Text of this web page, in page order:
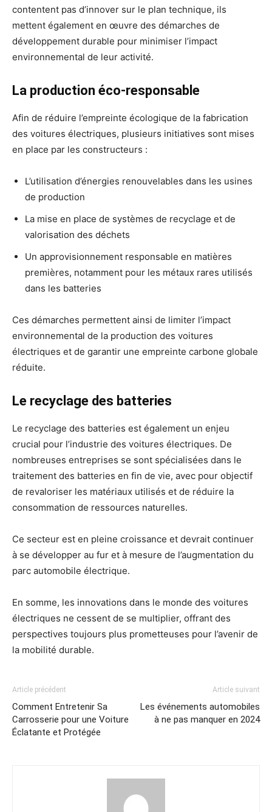
contentent pas d’innover sur le plan technique, ils
mettent également en œuvre des démarches de
développement durable pour minimiser l’impact
environnemental de leur activité.
La production éco-responsable
Afin de réduire l’empreinte écologique de la fabrication
des voitures électriques, plusieurs initiatives sont mises
en place par les constructeurs :
L’utilisation d’énergies renouvelables dans les usines
de production
La mise en place de systèmes de recyclage et de
valorisation des déchets
Un approvisionnement responsable en matières
premières, notamment pour les métaux rares utilisés
dans les batteries
Ces démarches permettent ainsi de limiter l’impact
environnemental de la production des voitures
électriques et de garantir une empreinte carbone globale
réduite.
Le recyclage des batteries
Le recyclage des batteries est également un enjeu
crucial pour l’industrie des voitures électriques. De
nombreuses entreprises se sont spécialisées dans le
traitement des batteries en fin de vie, avec pour objectif
de revaloriser les matériaux utilisés et de réduire la
consommation de ressources naturelles.
Ce secteur est en pleine croissance et devrait continuer
à se développer au fur et à mesure de l’augmentation du
parc automobile électrique.
En somme, les innovations dans le monde des voitures
électriques ne cessent de se multiplier, offrant des
perspectives toujours plus prometteuses pour l’avenir de
la mobilité durable.
Article précédent
Comment Entretenir Sa
Carrosserie pour une Voiture
Éclatante et Protégée
Article suivant
Les événements automobiles
à ne pas manquer en 2024